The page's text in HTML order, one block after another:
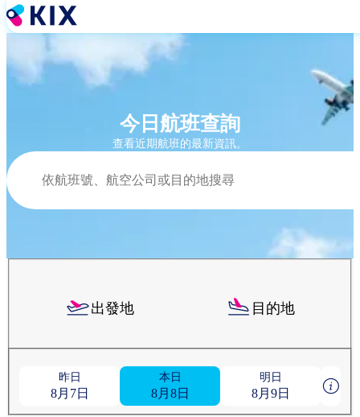
移
至
內
容
今日航班查詢
查看近期航班的最新資訊。
出發地 目的地
昨日
8月7日
本日
8月8日
明日
8月9日